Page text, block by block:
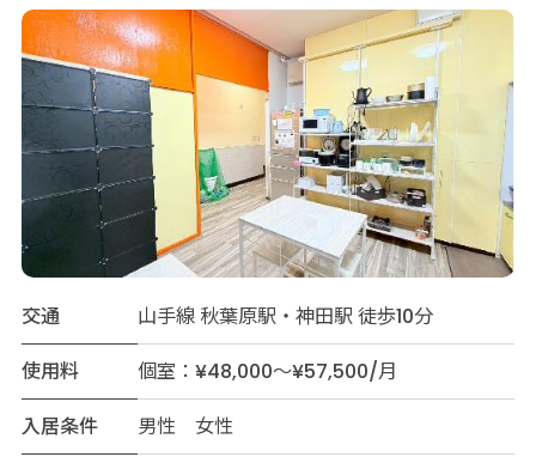
交通
山手線 秋葉原駅・神田駅 徒歩10分
使用料
個室：¥48,000～¥57,500/月
入居条件
男性 女性